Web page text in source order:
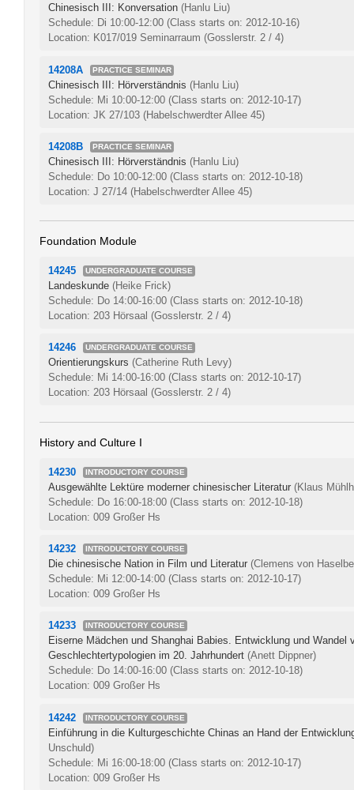
Chinesisch III: Konversation (Hanlu Liu)
Schedule: Di 10:00-12:00 (Class starts on: 2012-10-16)
Location: K017/019 Seminarraum (Gosslerstr. 2 / 4)
14208A PRACTICE SEMINAR
Chinesisch III: Hörverständnis (Hanlu Liu)
Schedule: Mi 10:00-12:00 (Class starts on: 2012-10-17)
Location: JK 27/103 (Habelschwerdter Allee 45)
14208B PRACTICE SEMINAR
Chinesisch III: Hörverständnis (Hanlu Liu)
Schedule: Do 10:00-12:00 (Class starts on: 2012-10-18)
Location: J 27/14 (Habelschwerdter Allee 45)
Foundation Module
14245 UNDERGRADUATE COURSE
Landeskunde (Heike Frick)
Schedule: Do 14:00-16:00 (Class starts on: 2012-10-18)
Location: 203 Hörsaal (Gosslerstr. 2 / 4)
14246 UNDERGRADUATE COURSE
Orientierungskurs (Catherine Ruth Levy)
Schedule: Mi 14:00-16:00 (Class starts on: 2012-10-17)
Location: 203 Hörsaal (Gosslerstr. 2 / 4)
History and Culture I
14230 INTRODUCTORY COURSE
Ausgewählte Lektüre moderner chinesischer Literatur (Klaus
Schedule: Do 16:00-18:00 (Class starts on: 2012-10-18)
Location: 009 Großer Hs
14232 INTRODUCTORY COURSE
Die chinesische Nation in Film und Literatur (Clemens von
Schedule: Mi 12:00-14:00 (Class starts on: 2012-10-17)
Location: 009 Großer Hs
14233 INTRODUCTORY COURSE
Eiserne Mädchen und Shanghai Babies. Entwicklung und Wandel
Geschlechtertypologien im 20. Jahrhundert (Anett Dippner)
Schedule: Do 14:00-16:00 (Class starts on: 2012-10-18)
Location: 009 Großer Hs
14242 INTRODUCTORY COURSE
Einführung in die Kulturgeschichte Chinas an Hand der
Unschuld)
Schedule: Mi 16:00-18:00 (Class starts on: 2012-10-17)
Location: 009 Großer Hs